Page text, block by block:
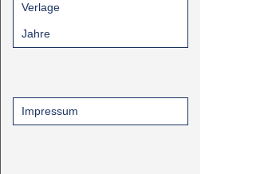
Verlage
Jahre
Impressum